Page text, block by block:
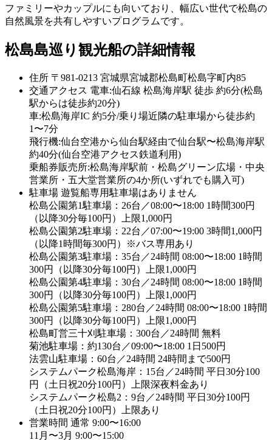
ファミリーやカップルにも向いており、幅広い世代で松島の
自然風景を共有しやすいプログラムです。
松島島巡り観光船の詳細情報
住所 〒981-0213 宮城県宮城郡松島町松島字町内85
交通アクセス 電車:仙石線 松島海岸駅 徒歩 約6分(松島
駅からは徒歩約20分)
車:松島海岸IC 約5分/乗り場近隣の駐車場から徒歩約
1〜7分
飛行機:仙台空港から仙台駅経由で仙台駅〜松島海岸駅
約40分(仙台空港アクセス鉄道利用)
乗船券販売所:松島海岸駅前・松島グリーン広場・中央
営業所・五大堂営業所の4か所(いずれでも購入可)
駐車場 遊覧船専用駐車場はありません
松島公園第1駐車場：26台／08:00〜18:00 1時間300円
（以降30分毎100円）上限1,000円
松島公園第2駐車場：22台／07:00〜19:00 3時間1,000円
（以降1時間毎300円）※バス専用あり
松島公園第3駐車場：35台／24時間 08:00〜18:00 1時間
300円（以降30分毎100円）上限1,000円
松島公園第4駐車場：30台／24時間 08:00〜18:00 1時間
300円（以降30分毎100円）上限1,000円
松島公園第5駐車場：280台／24時間 08:00〜18:00 1時間
300円（以降30分毎100円）上限1,000円
松島町営三十刈駐車場：300台／24時間 無料
菊池駐車場：約130台／09:00〜18:00 1日500円
法雲山駐車場：60台／24時間 24時間まで500円
システムパーク松島海岸：15台／24時間 平日30分100
円（土日祝20分100円）上限深夜料金あり
システムパーク松島2：9台／24時間 平日30分100円
（土日祝20分100円）上限あり
営業時間 通常 9:00〜16:00
11月〜3月 9:00〜15:00